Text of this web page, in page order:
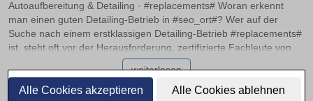
Alle Cookies akzeptieren Alle Cookies ablehnen
Autoaufbereitung & Detailing · #replacements# Woran erkennt
man einen guten Detailing-Betrieb in #seo_ort#? Wer auf der
Suche nach einem erstklassigen Detailing-Betrieb #replacements#
ist, steht oft vor der Herausforderung, zertifizierte Fachleute von
einfachen Aufbereitungsservices zu unterscheiden. Die Auswahl
kann überwältigend wirken, doch mit dem richtigen Wissen lassen
sich Qualität und Service unterscheiden. Hier erfahren Sie, an
weiterlesen